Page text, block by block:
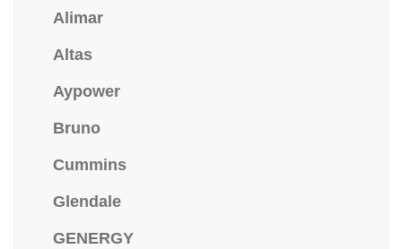
Alimar
Altas
Aypower
Bruno
Cummins
Glendale
GENERGY